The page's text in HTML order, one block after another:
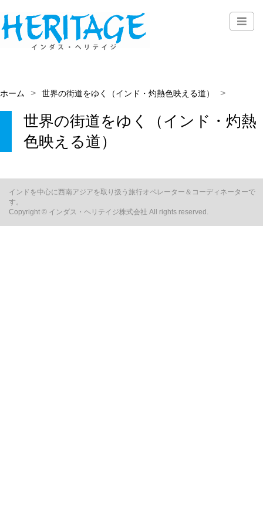
ホーム 世界の街道をゆく（インド・灼熱色映える道）
世界の街道をゆく（インド・灼熱
色映える道）
インドを中心に西南アジアを取り扱う旅行オペレーター＆コーディネーターで
す。
Copyright © インダス・ヘリテイジ株式会社 All rights reserved.